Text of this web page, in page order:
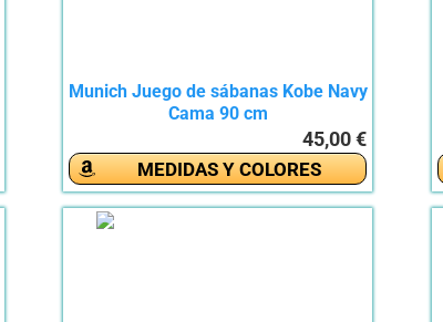
Munich Juego de sábanas Kobe Navy
Cama 90 cm
45,00 €
MEDIDAS Y COLORES